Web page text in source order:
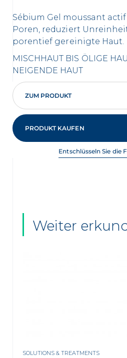
Sébium Gel moussant
Poren, reduziert
porentief gereinigte Haut.
MISCHHAUT BIS ÖLIGE
NEIGENDE HAUT
ZUM PRODUKT
PRODUKT KAUFEN
Entschlüsseln Sie die
Weiter
SOLUTIONS & TREATMENTS